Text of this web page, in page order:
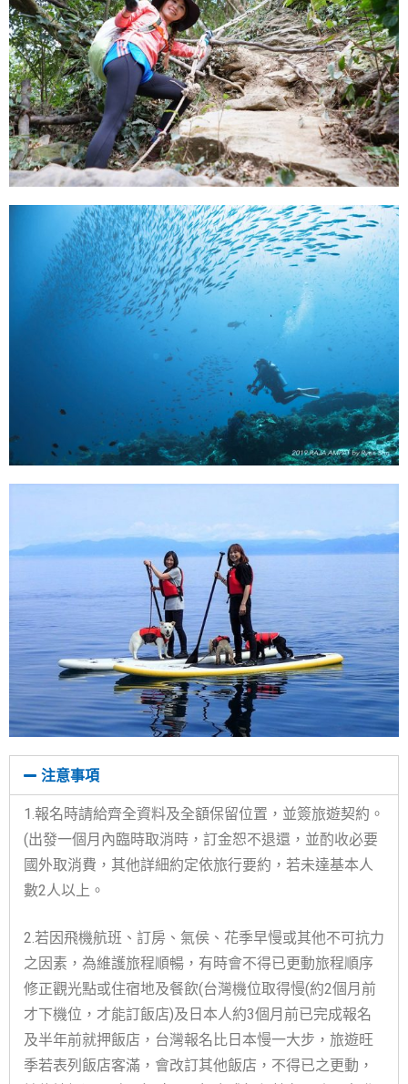
注意事項
1.報名時請給齊全資料及全額保留位置，並簽旅遊契約。
(出發一個月內臨時取消時，訂金恕不退還，並酌收必要
國外取消費，其他詳細約定依旅行要約，若未達基本人
數2人以上。
2.若因飛機航班、訂房、氣侯、花季早慢或其他不可抗力
之因素，為維護旅程順暢，有時會不得已更動旅程順序
修正觀光點或住宿地及餐飲(台灣機位取得慢(約2個月前
才下機位，才能訂飯店)及日本人約3個月前已完成報名
及半年前就押飯店，台灣報名比日本慢一大步，旅遊旺
季若表列飯店客滿，會改訂其他飯店，不得已之更動，